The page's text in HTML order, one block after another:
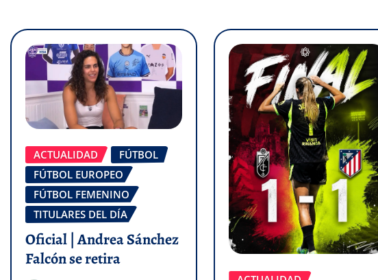
ACTUALIDAD
FÚTBOL
FÚTBOL EUROPEO
FÚTBOL FEMENINO
TITULARES DEL DÍA
Oficial | Andrea Sánchez
Falcón se retira